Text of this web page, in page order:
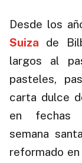
Desde los
Suiza de
largos al
pasteles,
carta dulce
en fechas
semana
reformado